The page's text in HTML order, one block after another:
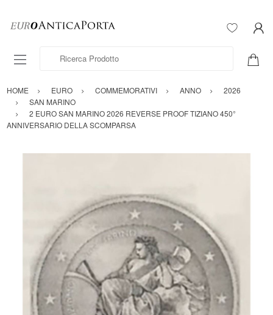
Ricerca Prodotto
HOME EURO COMMEMORATIVI ANNO
2026
SAN MARINO
2 EURO SAN MARINO 2026 REVERSE PROOF TIZIANO 450°
ANNIVERSARIO DELLA SCOMPARSA